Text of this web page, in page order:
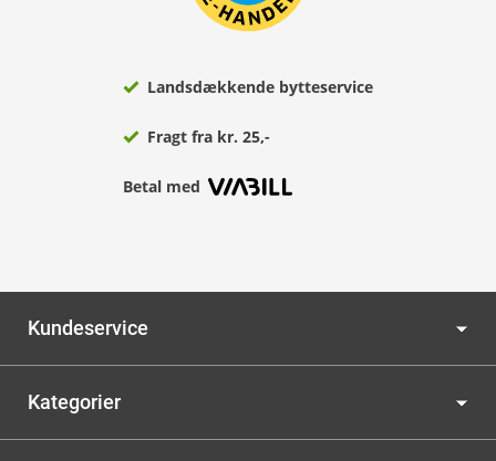
Landsdækkende bytteservice
Fragt fra kr. 25,-
Betal med
Kundeservice
Kategorier